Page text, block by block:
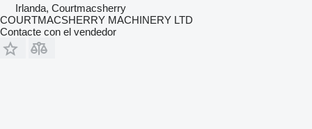
Irlanda, Courtmacsherry
COURTMACSHERRY MACHINERY LTD
Contacte con el vendedor